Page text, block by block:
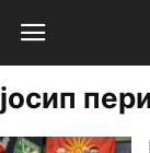
јосип